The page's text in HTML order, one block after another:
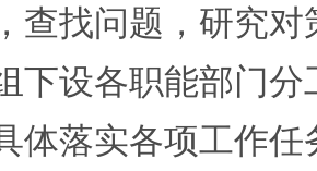
查找问题，研究
下设各职能部门
体落实各项工作